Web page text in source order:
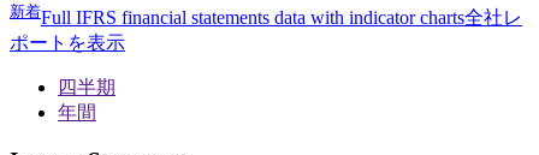
新着Full IFRS financial statements data with indicator charts全社レ
ポートを表示
四半期
年間